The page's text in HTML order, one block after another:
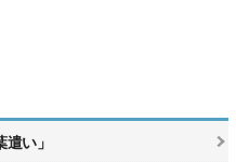
い」